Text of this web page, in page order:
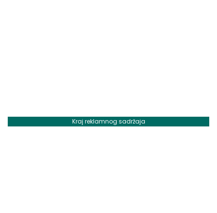
Kraj reklamnog sadržaja